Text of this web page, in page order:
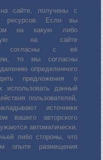
сайте, получены с
ресурсов. Если вы
на какую либо
на сайте
с её
то мы согласны
определенного
предложения о
использовать данный
пользователей,
источники
вашего авторского
автоматически,
либо стороны, что
опыте размещения